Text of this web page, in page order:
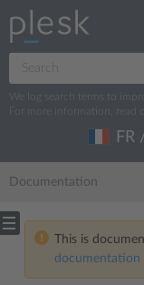
We log search terms to
For more information, read
FR
Documentation
This is
documentation